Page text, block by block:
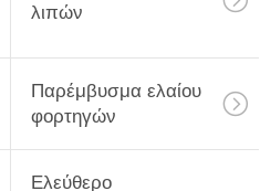
λιπών
Παρέμβυσμα ελαίου
φορτηγών
Ελεύθερο